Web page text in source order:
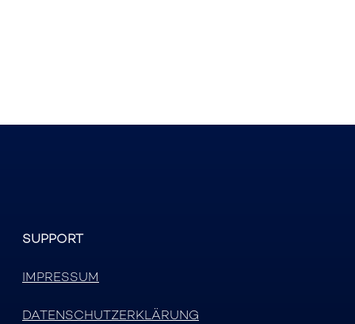
SUPPORT
IMPRESSUM
DATENSCHUTZERKLÄRUNG